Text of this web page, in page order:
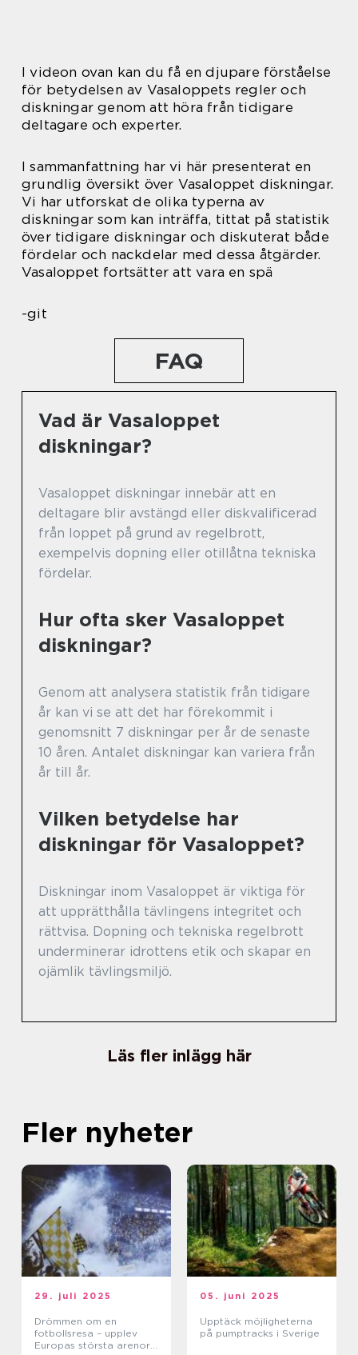
I videon ovan kan du få en djupare förståelse
för betydelsen av Vasaloppets regler och
diskningar genom att höra från tidigare
deltagare och experter.
I sammanfattning har vi här presenterat en
grundlig översikt över Vasaloppet diskningar.
Vi har utforskat de olika typerna av
diskningar som kan inträffa, tittat på statistik
över tidigare diskningar och diskuterat både
fördelar och nackdelar med dessa åtgärder.
Vasaloppet fortsätter att vara en spä
-git
FAQ
Vad är Vasaloppet
diskningar?
Vasaloppet diskningar innebär att en
deltagare blir avstängd eller diskvalificerad
från loppet på grund av regelbrott,
exempelvis dopning eller otillåtna tekniska
fördelar.
Hur ofta sker Vasaloppet
diskningar?
Genom att analysera statistik från tidigare
år kan vi se att det har förekommit i
genomsnitt 7 diskningar per år de senaste
10 åren. Antalet diskningar kan variera från
år till år.
Vilken betydelse har
diskningar för Vasaloppet?
Diskningar inom Vasaloppet är viktiga för
att upprätthålla tävlingens integritet och
rättvisa. Dopning och tekniska regelbrott
underminerar idrottens etik och skapar en
ojämlik tävlingsmiljö.
Läs fler inlägg här
Fler nyheter
29. juli 2025
Drömmen om en
fotbollsresa – upplev
Europas största arenor
05. juni 2025
Upptäck möjligheterna
på pumptracks i Sverige